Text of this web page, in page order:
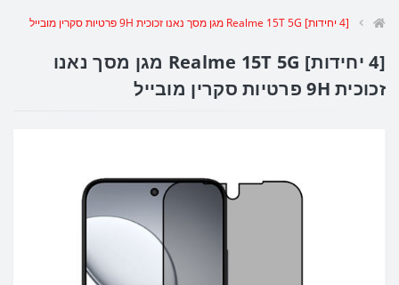
[4 יחידות] Realme 15T 5G מגן מסך נאנו זכוכית 9H פרטיות סקרין מובייל
[4 יחידות] Realme 15T 5G מגן מסך נאנו
זכוכית 9H פרטיות סקרין מובייל